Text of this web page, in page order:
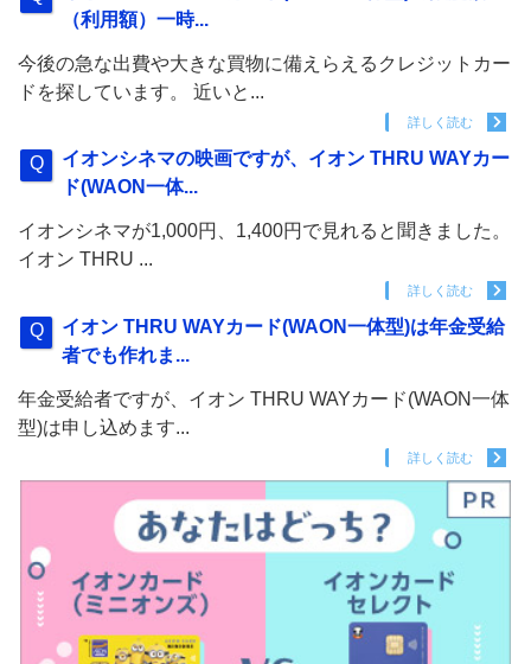
（利用額）一時...
今後の急な出費や大きな買物に備えらえるクレジットカー
ドを探しています。 近いと...
詳しく読む
イオンシネマの映画ですが、イオン THRU WAYカー
ド(WAON一体...
イオンシネマが1,000円、1,400円で見れると聞きました。
イオン THRU ...
詳しく読む
イオン THRU WAYカード(WAON一体型)は年金受給
者でも作れま...
年金受給者ですが、イオン THRU WAYカード(WAON一体
型)は申し込めます...
詳しく読む